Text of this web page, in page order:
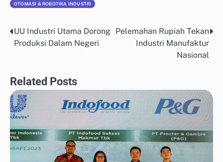
OTOMASI & ROBOTIKA INDUSTRI
Post
UU Industri Utama Dorong
Produksi Dalam Negeri
Pelemahan Rupiah Tekan
Industri Manufaktur
Nasional
Related Posts